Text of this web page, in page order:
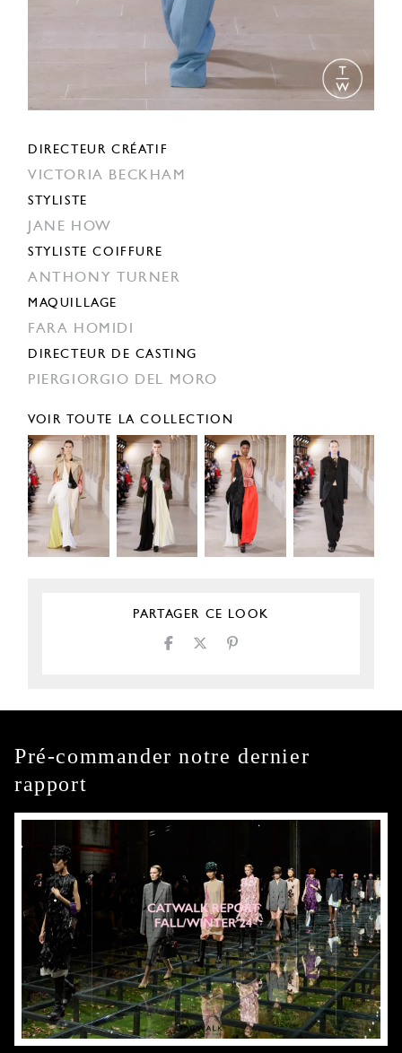
DIRECTEUR CRÉATIF
VICTORIA BECKHAM
STYLISTE
JANE HOW
STYLISTE COIFFURE
ANTHONY TURNER
MAQUILLAGE
FARA HOMIDI
DIRECTEUR DE CASTING
PIERGIORGIO DEL MORO
VOIR TOUTE LA COLLECTION
PARTAGER CE LOOK
Pré-commander notre dernier
rapport